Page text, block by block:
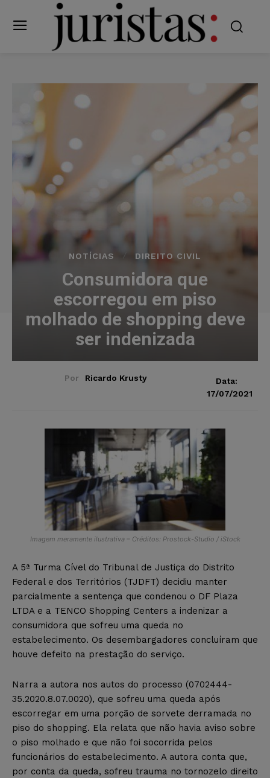
NOTÍCIAS DIREITO CIVIL
Consumidora que
escorregou em piso
molhado de shopping deve
ser indenizada
Por Ricardo Krusty
Data:
17/07/2021
Imagem meramente ilustrativa – Créditos: Prostock-Studio / iStock
A 5ª Turma Cível do Tribunal de Justiça do Distrito
Federal e dos Territórios (TJDFT) decidiu manter
parcialmente a sentença que condenou o DF Plaza
LTDA e a TENCO Shopping Centers a indenizar a
consumidora que sofreu uma queda no
estabelecimento. Os desembargadores concluíram que
houve defeito na prestação do serviço.
Narra a autora nos autos do processo (0702444-
35.2020.8.07.0020), que sofreu uma queda após
escorregar em uma porção de sorvete derramada no
piso do shopping. Ela relata que não havia aviso sobre
o piso molhado e que não foi socorrida pelos
funcionários do estabelecimento. A autora conta que,
por conta da queda, sofreu trauma no tornozelo direito